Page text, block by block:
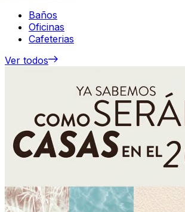
Baños
Oficinas
Cafeterias
Ver todos